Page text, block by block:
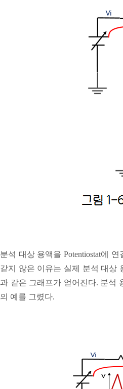
분석 대상 용액을 Potentiostat에
연
같지
않은 이유는 실제 분석 대상
과 같은 그래프가 얻어진다. 분석
의 예를 그렸다.